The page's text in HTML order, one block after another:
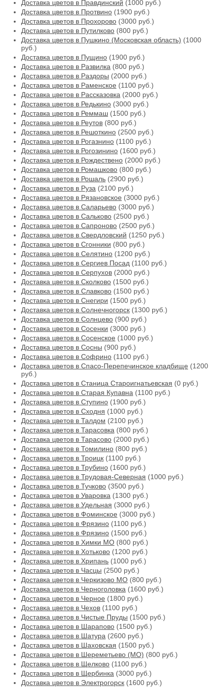
Доставка цветов в Правдинский (1000 руб.)
Доставка цветов в Протвино (1900 руб.)
Доставка цветов в Прохорово (3000 руб.)
Доставка цветов в Путилково (800 руб.)
Доставка цветов в Пушкино (Московская область) (1000
руб.)
Доставка цветов в Пущино (1900 руб.)
Доставка цветов в Развилка (800 руб.)
Доставка цветов в Раздоры (2000 руб.)
Доставка цветов в Раменское (1100 руб.)
Доставка цветов в Рассказовка (2000 руб.)
Доставка цветов в Редькино (3000 руб.)
Доставка цветов в Реммаш (1500 руб.)
Доставка цветов в Реутов (800 руб.)
Доставка цветов в Решоткино (2500 руб.)
Доставка цветов в Рогазнино (1100 руб.)
Доставка цветов в Рогозинино (1600 руб.)
Доставка цветов в Рождествено (2000 руб.)
Доставка цветов в Ромашково (800 руб.)
Доставка цветов в Рошаль (2900 руб.)
Доставка цветов в Руза (2100 руб.)
Доставка цветов в Рязановское (3000 руб.)
Доставка цветов в Саларьево (3000 руб.)
Доставка цветов в Сальково (2500 руб.)
Доставка цветов в Сапроново (2500 руб.)
Доставка цветов в Свердловский (1250 руб.)
Доставка цветов в Сгонники (800 руб.)
Доставка цветов в Селятино (1200 руб.)
Доставка цветов в Сергиев Посад (1100 руб.)
Доставка цветов в Серпухов (2000 руб.)
Доставка цветов в Сколково (1500 руб.)
Доставка цветов в Славково (1500 руб.)
Доставка цветов в Снегири (1500 руб.)
Доставка цветов в Солнечногорск (1300 руб.)
Доставка цветов в Солнцево (900 руб.)
Доставка цветов в Сосенки (3000 руб.)
Доставка цветов в Сосенское (1000 руб.)
Доставка цветов в Сосны (900 руб.)
Доставка цветов в Софрино (1100 руб.)
Доставка цветов в Спасо-Перепечинское кладбище (1200
руб.)
Доставка цветов в Станица Староигнатьевская (0 руб.)
Доставка цветов в Старая Купавна (1100 руб.)
Доставка цветов в Ступино (1900 руб.)
Доставка цветов в Сходня (1000 руб.)
Доставка цветов в Талдом (2100 руб.)
Доставка цветов в Тарасовка (800 руб.)
Доставка цветов в Тарасово (2000 руб.)
Доставка цветов в Томилино (800 руб.)
Доставка цветов в Троицк (1100 руб.)
Доставка цветов в Трубино (1600 руб.)
Доставка цветов в Трудовая-Северная (1000 руб.)
Доставка цветов в Тучково (3500 руб.)
Доставка цветов в Уваровка (1300 руб.)
Доставка цветов в Удельная (3000 руб.)
Доставка цветов в Фоминское (3000 руб.)
Доставка цветов в Фрязино (1100 руб.)
Доставка цветов в Фрязино (1500 руб.)
Доставка цветов в Химки МО (800 руб.)
Доставка цветов в Хотьково (1200 руб.)
Доставка цветов в Хрипань (1000 руб.)
Доставка цветов в Часцы (2500 руб.)
Доставка цветов в Черкизово МО (800 руб.)
Доставка цветов в Черноголовка (1600 руб.)
Доставка цветов в Черное (1800 руб.)
Доставка цветов в Чехов (1100 руб.)
Доставка цветов в Чистые Пруды (1500 руб.)
Доставка цветов в Шарапово (1500 руб.)
Доставка цветов в Шатура (2600 руб.)
Доставка цветов в Шаховская (1500 руб.)
Доставка цветов в Шереметьево (МО) (800 руб.)
Доставка цветов в Щелково (1100 руб.)
Доставка цветов в Щербинка (3000 руб.)
Доставка цветов в Электрогорск (1600 руб.)